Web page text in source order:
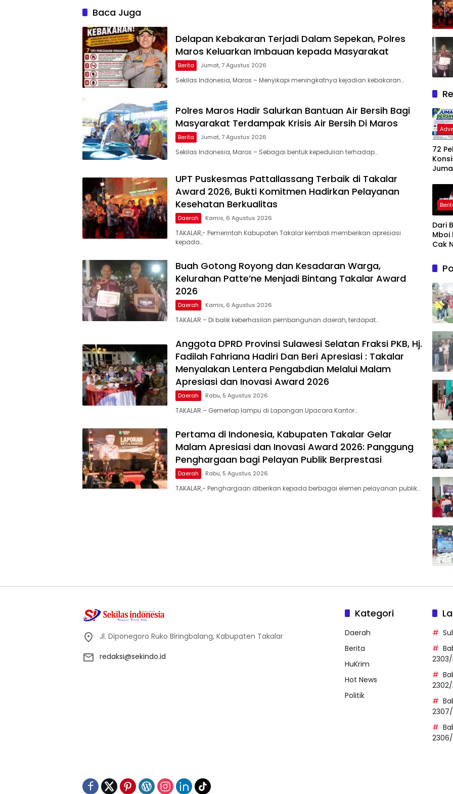
2026
Baca Juga
Delapan Kebakaran Terjadi Dalam Sepekan, Polres
Maros Keluarkan Imbauan kepada Masyarakat
Berita Jumat, 7 Agustus 2026
Sekilas Indonesia, Maros – Menyikapi meningkatnya kejadian kebakaran…
Polres Maros Hadir Salurkan Bantuan Air Bersih Bagi
Masyarakat Terdampak Krisis Air Bersih Di Maros
Berita Jumat, 7 Agustus 2026
Sekilas Indonesia, Maros – Sebagai bentuk kepedulian terhadap…
UPT Puskesmas Pattallassang Terbaik di Takalar
Award 2026, Bukti Komitmen Hadirkan Pelayanan
Kesehatan Berkualitas
Daerah Kamis, 6 Agustus 2026
TAKALAR,- Pemerintah Kabupaten Takalar kembali memberikan apresiasi
kepada…
Buah Gotong Royong dan Kesadaran Warga,
Kelurahan Patte’ne Menjadi Bintang Takalar Award
2026
Daerah Kamis, 6 Agustus 2026
TAKALAR – Di balik keberhasilan pembangunan daerah, terdapat…
Anggota DPRD Provinsi Sulawesi Selatan Fraksi PKB, Hj.
Fadilah Fahriana Hadiri Dan Beri Apresiasi : Takalar
Menyalakan Lentera Pengabdian Melalui Malam
Apresiasi dan Inovasi Award 2026
Daerah Rabu, 5 Agustus 2026
TAKALAR – Gemerlap lampu di Lapangan Upacara Kantor…
Pertama di Indonesia, Kabupaten Takalar Gelar
Malam Apresiasi dan Inovasi Award 2026: Panggung
Penghargaan bagi Pelayan Publik Berprestasi
Daerah Rabu, 5 Agustus 2026
TAKALAR,- Penghargaan diberikan kepada berbagai elemen pelayanan publik…
72
Nyata
ASRI
Dari
Mboi
Cak
an :
&
Akal
Jl. Diponegoro Ruko Biringbalang, Kabupaten Takalar
redaksi@sekindo.id
Kategori
Daerah
Berita
HuKrim
Hot News
Politik